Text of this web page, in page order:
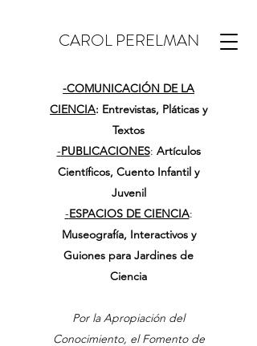
CAROL PERELMAN
-COMUNICACIÓN DE LA
CIENCIA: Entrevistas, Pláticas y
Textos
-PUBLICACIONES: Artículos
Científicos, Cuento Infantil y
Juvenil
-ESPACIOS DE CIENCIA:
Museografía, Interactivos y
Guiones para Jardines de
Ciencia
Por la Apropiación del
Conocimiento, el Fomento de